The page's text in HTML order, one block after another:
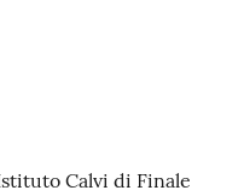
Calvi di Finale